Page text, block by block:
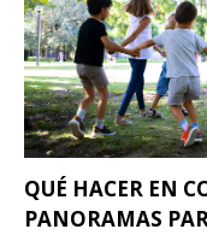
QUÉ HACER EN
PANORAMAS